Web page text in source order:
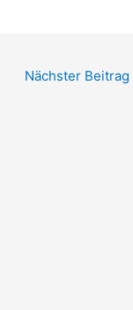
Nächster Beitrag